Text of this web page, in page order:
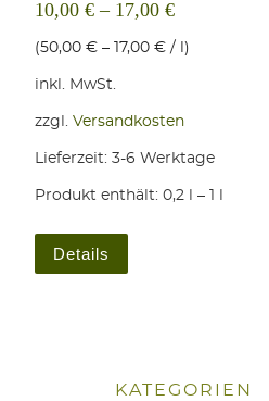
10,00€ – 17,00€
(50,00€ –17,00€ / l)
inkl. MwSt.
zzgl.Versandkosten
Lieferzeit:3-6 Werktage
Produkt enthält: 0,2 – 1
Details
KATE­GO­RIEN